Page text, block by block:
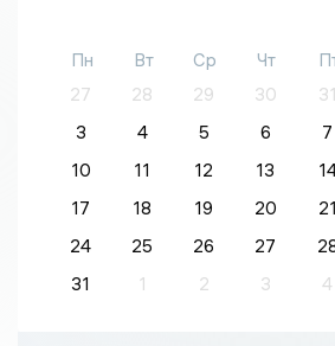
Пн Вт Ср Чт
27
28 29 30 31
3
4 5 6 7
10
11 12 13
17
18 19 20 21
24
25 26 27
31
1 2 3 4